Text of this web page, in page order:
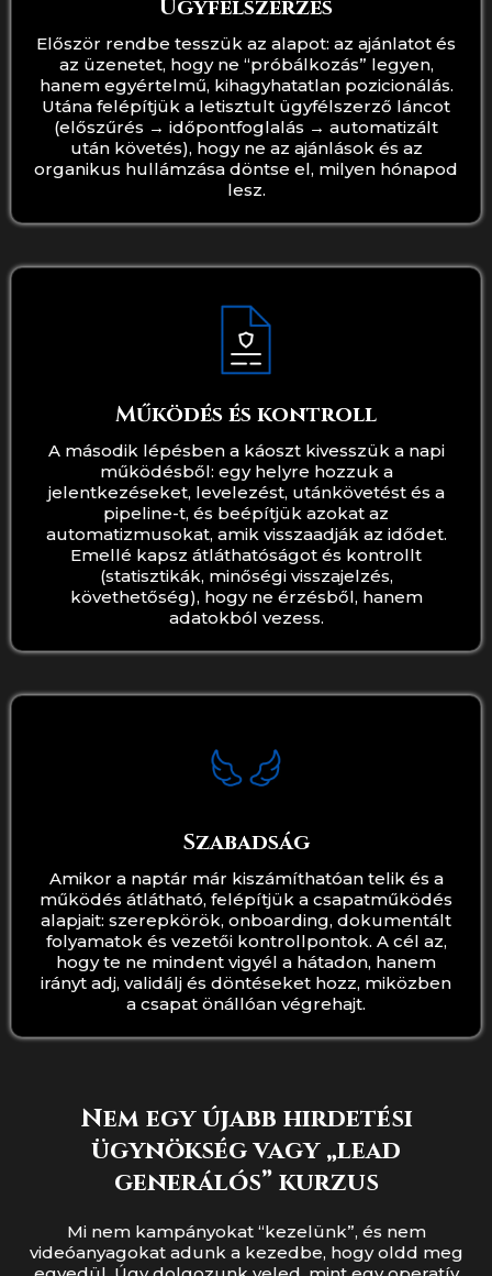
Ügyfélszerzés
Először rendbe tesszük az alapot: az ajánlatot és
az üzenetet, hogy ne “próbálkozás” legyen,
hanem egyértelmű, kihagyhatatlan pozicionálás.
Utána felépítjük a letisztult ügyfélszerző láncot
(előszűrés → időpontfoglalás → automatizált
után követés), hogy ne az ajánlások és az
organikus hullámzása döntse el, milyen hónapod
lesz.
Működés és kontroll
A második lépésben a káoszt kivesszük a napi
működésből: egy helyre hozzuk a
jelentkezéseket, levelezést, utánkövetést és a
pipeline-t, és beépítjük azokat az
automatizmusokat, amik visszaadják az idődet.
Emellé kapsz átláthatóságot és kontrollt
(statisztikák, minőségi visszajelzés,
követhetőség), hogy ne érzésből, hanem
adatokból vezess.
Szabadság
Amikor a naptár már kiszámíthatóan telik és a
működés átlátható, felépítjük a csapatműködés
alapjait: szerepkörök, onboarding, dokumentált
folyamatok és vezetői kontrollpontok. A cél az,
hogy te ne mindent vigyél a hátadon, hanem
irányt adj, validálj és döntéseket hozz, miközben
a csapat önállóan végrehajt.
Nem egy újabb hirdetési
ügynökség vagy „lead
generálós” kurzus
Mi nem kampányokat “kezelünk”, és nem
videóanyagokat adunk a kezedbe, hogy oldd meg